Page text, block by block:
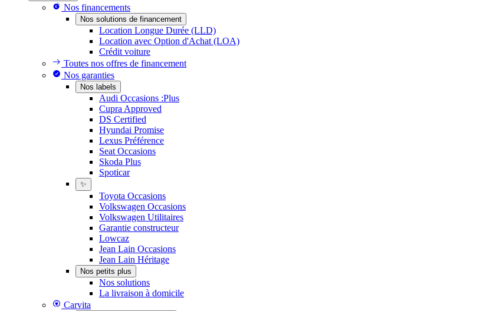
Nos financements
Nos solutions de financement
Location Longue Durée (LLD)
Location avec Option d'Achat (LOA)
Crédit voiture
Toutes nos offres de financement
Nos garanties
Nos labels
Audi Occasions :Plus
Cupra Approved
DS Certified
Hyundai Promise
Lexus Préférence
Seat Occasions
Skoda Plus
Spoticar
✨
Toyota Occasions
Volkswagen Occasions
Volkswagen Utilitaires
Garantie constructeur
Lowcaz
Jean Lain Occasions
Jean Lain Héritage
Nos petits plus
Nos solutions
La livraison à domicile
Carvita